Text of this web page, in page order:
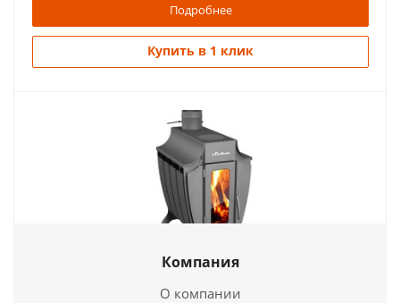
Подробнее
Купить в 1 клик
Отопительная печь Stoker 170 Aqua-C
Компания
О компании